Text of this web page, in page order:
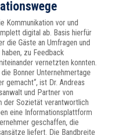
Kommunikation vor und
digital ab. Basis hierfür
die Gäste an Umfragen und
zu Feedback
vernetzten konnten.
Bonner Unternehmertage
gemacht“, ist Dr. Andreas
und Partner von
der Sozietät verantwortlich
eine Informationsplattform
geschaffen, die
liefert. Die Bandbreite